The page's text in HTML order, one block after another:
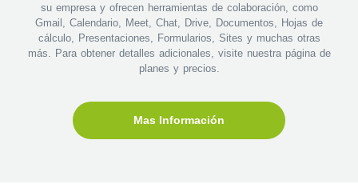
su empresa y ofrecen herramientas de colaboración, como
Gmail, Calendario, Meet, Chat, Drive, Documentos, Hojas de
cálculo, Presentaciones, Formularios, Sites y muchas otras
más. Para obtener detalles adicionales, visite nuestra página de
planes y precios.
Mas Información